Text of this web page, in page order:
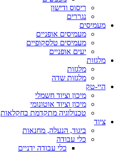
ריסוס ודישון
נגררים
מעמיסים
מעמיסים אופניים
מעמיסים טלסקופיים
יעים אופניים
מלגזות
מלגזות
מלגזות שדה
היי-טק
מיכון וציוד חשמלי
מיכון וציוד אוטונומי
טכנולוגיה מתקדמת בחקלאות
ציוד
ביגוד, הנעלה, מחנאות
כלי עבודה
כלי עבודה ידניים